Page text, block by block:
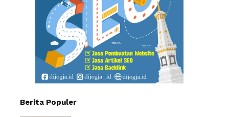
Berita Populer